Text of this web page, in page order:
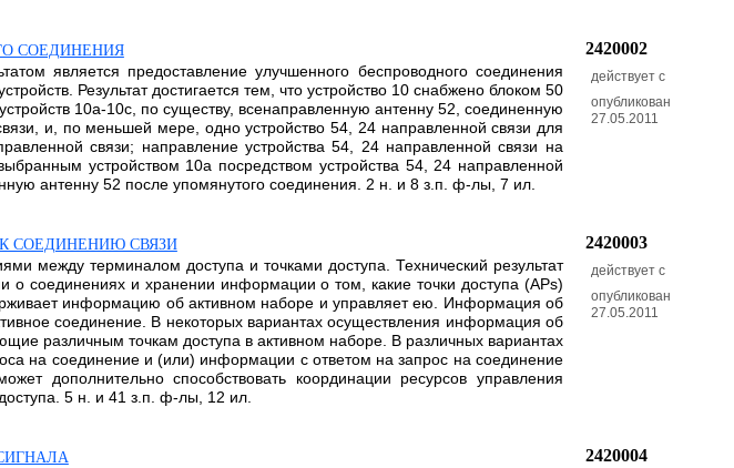
СОЕДИНЕНИЯ
является предоставление улучшенного беспроводного соединения
Результат достигается тем, что устройство 10 снабжено блоком 50
10а-10с, по существу, всенаправленную антенну 52, соединенную
и, по меньшей мере, одно устройство 54, 24 направленной связи для
связи; направление устройства 54, 24 направленной связи на
устройством 10а посредством устройства 54, 24 направленной
антенну 52 после упомянутого соединения. 2 н. и 8 з.п. ф-лы, 7 ил.
2420002
действует с
опубликован
27.05.2011
СОЕДИНЕНИЮ СВЯЗИ
между терминалом доступа и точками доступа. Технический результат
соединениях и хранении информации о том, какие точки доступа (APs)
информацию об активном наборе и управляет ею. Информация об
соединение. В некоторых вариантах осуществления информация об
различным точкам доступа в активном наборе. В различных вариантах
на соединение и (или) информации с ответом на запрос на соединение
дополнительно способствовать координации ресурсов управления
5 н. и 41 з.п. ф-лы, 12 ил.
2420003
действует с
опубликован
27.05.2011
2420004